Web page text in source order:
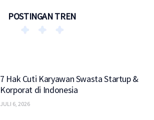
POSTINGAN TREN
7 Hak Cuti Karyawan Swasta Startup &
Korporat di Indonesia
JULI 6, 2026